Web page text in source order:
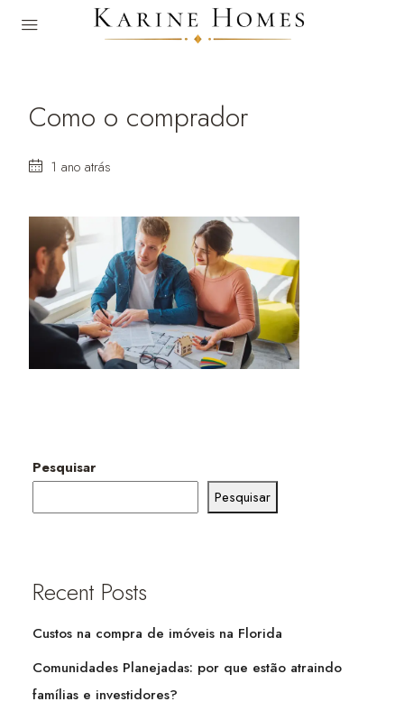
Como o comprador
1 ano atrás
Pesquisar
Pesquisar
Recent Posts
Custos na compra de imóveis na Florida
Comunidades Planejadas: por que estão atraindo
famílias e investidores?